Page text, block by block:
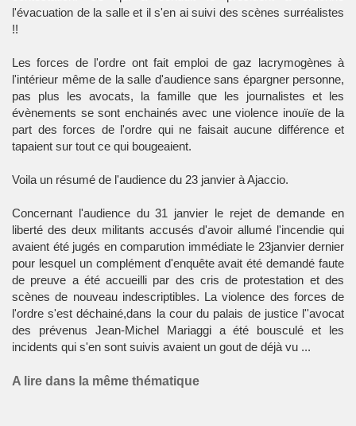
l'évacuation de la salle et il s'en ai suivi des scènes surréalistes
!!
Les forces de l'ordre ont fait emploi de gaz lacrymogènes à
l'intérieur même de la salle d'audience sans épargner personne,
pas plus les avocats, la famille que les journalistes et les
évènements se sont enchainés avec une violence inouïe de la
part des forces de l'ordre qui ne faisait aucune différence et
tapaient sur tout ce qui bougeaient.
Voila un résumé de l'audience du 23 janvier à Ajaccio.
Concernant l'audience du 31 janvier le rejet de demande en
liberté des deux militants accusés d'avoir allumé l'incendie qui
avaient été jugés en comparution immédiate le 23janvier dernier
pour lesquel un complément d'enquête avait été demandé faute
de preuve a été accueilli par des cris de protestation et des
scènes de nouveau indescriptibles. La violence des forces de
l'ordre s'est déchainé,dans la cour du palais de justice l''avocat
des prévenus Jean-Michel Mariaggi a été bousculé et les
incidents qui s'en sont suivis avaient un gout de déjà vu ...
A lire dans la même thématique